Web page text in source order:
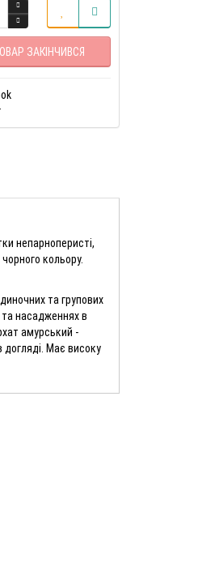
грецький "Ідеал"
1
"Хау Бей" ("Побєда - 100"),
ЗАКІНЧИВСЯ
непарноперисті,
чорного кольору.
та групових
насадженнях в
амурський -
Має високу